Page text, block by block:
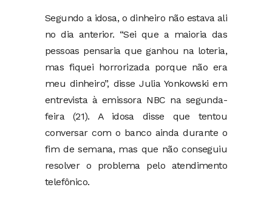
Segundo a idosa, o dinheiro não estava ali
no dia anterior. “Sei que a maioria das
pessoas pensaria que ganhou na loteria,
mas fiquei horrorizada porque não era
meu dinheiro”, disse Julia Yonkowski em
entrevista à emissora NBC na segunda-
feira (21). A idosa disse que tentou
conversar com o banco ainda durante o
fim de semana, mas que não conseguiu
resolver o problema pelo atendimento
telefônico.